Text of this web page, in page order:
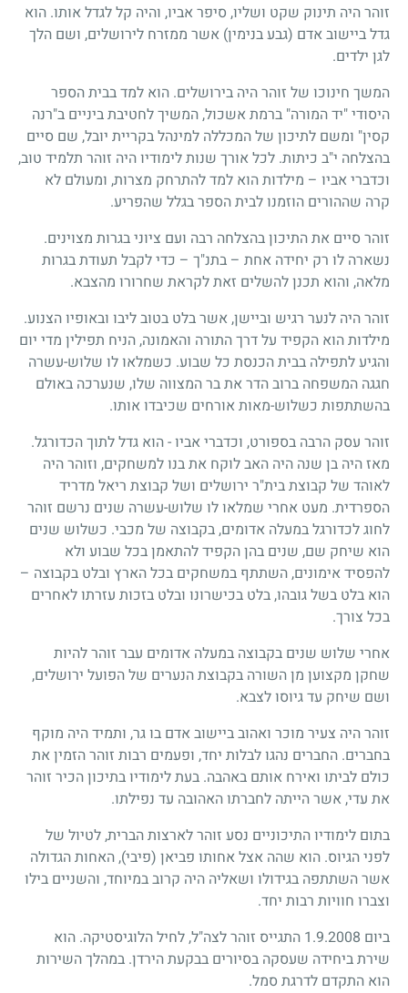
זוהר היה תינוק שקט ושליו, סיפר אביו, והיה קל לגדל אותו. הוא
גדל ביישוב אדם (גבע בנימין) אשר ממזרח לירושלים, ושם הלך
לגן ילדים.
המשך חינוכו של זוהר היה בירושלים. הוא למד בבית הספר
היסודי "יד המורה" ברמת אשכול, המשיך לחטיבת ביניים ב"רנה
קסין" ומשם לתיכון של המכללה למינהל בקריית יובל, שם סיים
בהצלחה י"ב כיתות. לכל אורך שנות לימודיו היה זוהר תלמיד טוב,
וכדברי אביו – מילדות הוא למד להתרחק מצרות, ומעולם לא
קרה שההורים הוזמנו לבית הספר בגלל שהפריע.
זוהר סיים את התיכון בהצלחה רבה ועם ציוני בגרות מצוינים.
נשארה לו רק יחידה אחת – בתנ"ך – כדי לקבל תעודת בגרות
מלאה, והוא תכנן להשלים זאת לקראת שחרורו מהצבא.
זוהר היה לנער רגיש וביישן, אשר בלט בטוב ליבו ובאופיו הצנוע.
מילדות הוא הקפיד על דרך התורה והאמונה, הניח תפילין מדי יום
והגיע לתפילה בבית הכנסת כל שבוע. כשמלאו לו שלוש-עשרה
חגגה המשפחה ברוב הדר את בר המצווה שלו, שנערכה באולם
בהשתתפות כשלוש-מאות אורחים שכיבדו אותו.
זוהר עסק הרבה בספורט, וכדברי אביו - הוא גדל לתוך הכדורגל.
מאז היה בן שנה היה האב לוקח את בנו למשחקים, וזוהר היה
לאוהד של קבוצת בית"ר ירושלים ושל קבוצת ריאל מדריד
הספרדית. מעט אחרי שמלאו לו שלוש-עשרה שנים נרשם זוהר
לחוג לכדורגל במעלה אדומים, בקבוצה של מכבי. כשלוש שנים
הוא שיחק שם, שנים בהן הקפיד להתאמן בכל שבוע ולא
להפסיד אימונים, השתתף במשחקים בכל הארץ ובלט בקבוצה –
הוא בלט בשל גובהו, בלט בכישרונו ובלט בזכות עזרתו לאחרים
בכל צורך.
אחרי שלוש שנים בקבוצה במעלה אדומים עבר זוהר להיות
שחקן מקצוען מן השורה בקבוצת הנערים של הפועל ירושלים,
ושם שיחק עד גיוסו לצבא.
זוהר היה צעיר מוכר ואהוב ביישוב אדם בו גר, ותמיד היה מוקף
בחברים. החברים נהגו לבלות יחד, ופעמים רבות זוהר הזמין את
כולם לביתו ואירח אותם באהבה. בעת לימודיו בתיכון הכיר זוהר
את עדי, אשר הייתה לחברתו האהובה עד נפילתו.
בתום לימודיו התיכוניים נסע זוהר לארצות הברית, לטיול של
לפני הגיוס. הוא שהה אצל אחותו פביאן (פיבי), האחות הגדולה
אשר השתתפה בגידולו ושאליה היה קרוב במיוחד, והשניים בילו
וצברו חוויות רבות יחד.
ביום 1.9.2008 התגייס זוהר לצה"ל, לחיל הלוגיסטיקה. הוא
שירת ביחידה שעסקה בסיורים בבקעת הירדן. במהלך השירות
הוא התקדם לדרגת סמל.